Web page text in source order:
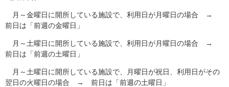
月～金曜日に開所している施設で、利用日が月曜日の場合 →
前日は「前週の金曜日」
月～土曜日に開所している施設で、利用日が月曜日の場合 →
前日は「前週の土曜日」
月～土曜日に開所している施設で、月曜日が祝日、利用日がその
翌日の火曜日の場合 → 前日は「前週の土曜日」